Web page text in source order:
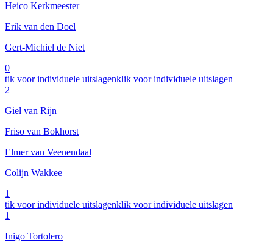
Heico Kerkmeester
Erik van den Doel
Gert-Michiel de Niet
0
tik voor individuele uitslagenklik voor individuele uitslagen
2
Giel van Rijn
Friso van Bokhorst
Elmer van Veenendaal
Colijn Wakkee
1
tik voor individuele uitslagenklik voor individuele uitslagen
1
Inigo Tortolero